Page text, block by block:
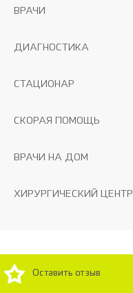
ВРАЧИ
ДИАГНОСТИКА
СТАЦИОНАР
СКОРАЯ ПОМОЩЬ
ВРАЧИ НА ДОМ
ХИРУРГИЧЕСКИЙ ЦЕНТР
Оставить отзыв